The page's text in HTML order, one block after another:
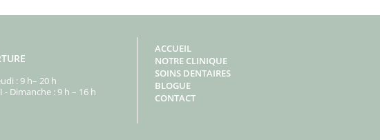
: 9 h– 20 h
- Dimanche : 9 h – 16 h
ACCUEIL
NOTRE CLINIQUE
SOINS DENTAIRES
BLOGUE
CONTACT